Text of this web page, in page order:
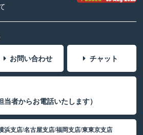
お問い合わせ チャット
当者からお電話いたします）
浜支店/名古屋支店/福岡支店/東東京支店